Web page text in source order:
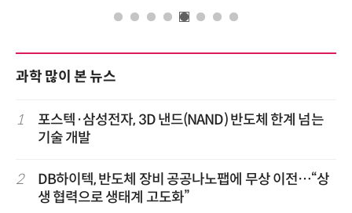
과학 많이 본 뉴스
1
포스텍·삼성전자, 3D 낸드(NAND) 반도체 한계 넘는
기술 개발
2
DB하이텍, 반도체 장비 공공나노팹에 무상 이전…“상
생 협력으로 생태계 고도화”